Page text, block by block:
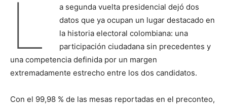
L
a segunda vuelta presidencial dejó dos
datos que ya ocupan un lugar destacado en
la historia electoral colombiana: una
participación ciudadana sin precedentes y
una competencia definida por un margen
extremadamente estrecho entre los dos candidatos.
Con el 99,98 % de las mesas reportadas en el preconteo,